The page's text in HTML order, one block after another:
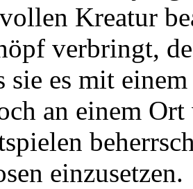
Kreatur
verbringt,
sie es mit
an einem
einzusetzen.